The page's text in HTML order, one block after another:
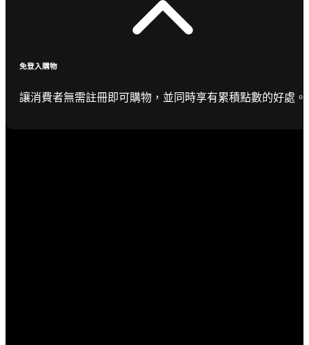
免登入購物
讓消費者無需註冊即可購物，並同時享有累積點數的好處。